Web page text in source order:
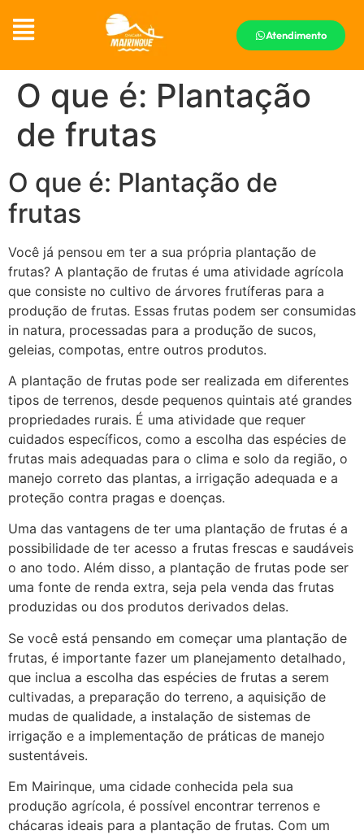
Atendimento
O que é: Plantação
de frutas
O que é: Plantação de
frutas
Você já pensou em ter a sua própria plantação de
frutas? A plantação de frutas é uma atividade agrícola
que consiste no cultivo de árvores frutíferas para a
produção de frutas. Essas frutas podem ser consumidas
in natura, processadas para a produção de sucos,
geleias, compotas, entre outros produtos.
A plantação de frutas pode ser realizada em diferentes
tipos de terrenos, desde pequenos quintais até grandes
propriedades rurais. É uma atividade que requer
cuidados específicos, como a escolha das espécies de
frutas mais adequadas para o clima e solo da região, o
manejo correto das plantas, a irrigação adequada e a
proteção contra pragas e doenças.
Uma das vantagens de ter uma plantação de frutas é a
possibilidade de ter acesso a frutas frescas e saudáveis
o ano todo. Além disso, a plantação de frutas pode ser
uma fonte de renda extra, seja pela venda das frutas
produzidas ou dos produtos derivados delas.
Se você está pensando em começar uma plantação de
frutas, é importante fazer um planejamento detalhado,
que inclua a escolha das espécies de frutas a serem
cultivadas, a preparação do terreno, a aquisição de
mudas de qualidade, a instalação de sistemas de
irrigação e a implementação de práticas de manejo
sustentáveis.
Em Mairinque, uma cidade conhecida pela sua
produção agrícola, é possível encontrar terrenos e
chácaras ideais para a plantação de frutas. Com um